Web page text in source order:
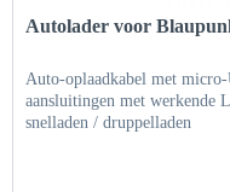
Autolader voor
Auto-oplaadkabel met
aansluitingen met werkende
snelladen / druppelladen